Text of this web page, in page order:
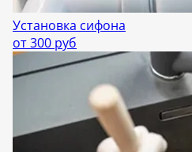
Установка сифона
от 300 руб